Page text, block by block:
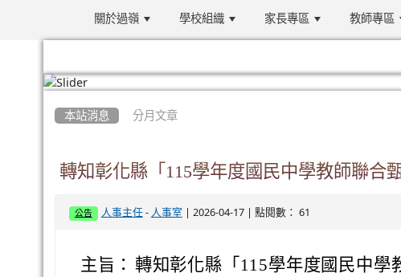
關於過嶺 學校組織 家長專區 教師專區
本站消息 分月文章
轉知彰化縣「115學年度國民中學教師聯合
公告 人事主任- 人事室 | 2026-04-17 | 點閱數： 61
主旨： 轉知彰化縣「115學年度國民中學